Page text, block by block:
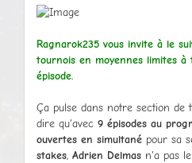
Ragnarok235 vous invite à le
tournois en moyennes limites
épisode.
Ça pulse dans notre section de
dire qu'avec 9 épisodes au
ouvertes en simultané pour sa
stakes, Adrien Delmas n'a pas